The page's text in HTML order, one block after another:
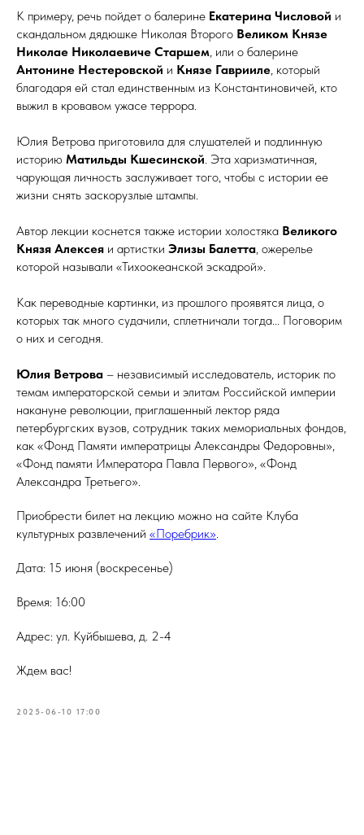
К примеру, речь пойдет о балерине Екатерина Числовой и
скандальном дядюшке Николая Второго Великом Князе
Николае Николаевиче Старшем, или о балерине
Антонине Нестеровской и Князе Гаврииле, который
благодаря ей стал единственным из Константиновичей, кто
выжил в кровавом ужасе террора.
Юлия Ветрова приготовила для слушателей и подлинную
историю Матильды Кшесинской. Эта харизматичная,
чарующая личность заслуживает того, чтобы с истории ее
жизни снять заскорузлые штампы.
Автор лекции коснется также истории холостяка Великого
Князя Алексея и артистки Элизы Балетта, ожерелье
которой называли «Тихоокеанской эскадрой».
Как переводные картинки, из прошлого проявятся лица, о
которых так много судачили, сплетничали тогда... Поговорим
о них и сегодня.
Юлия Ветрова – независимый исследователь, историк по
темам императорской семьи и элитам Российской империи
накануне революции, приглашенный лектор ряда
петербургских вузов, сотрудник таких мемориальных фондов,
как «Фонд Памяти императрицы Александры Федоровны»,
«Фонд памяти Императора Павла Первого», «Фонд
Александра Третьего».
Приобрести билет на лекцию можно на сайте Клуба
культурных развлечений «Поребрик».
Дата: 15 июня (воскресенье)
Время: 16:00
Адрес: ул. Куйбышева, д. 2-4
Ждем вас!
2025-06-10 17:00